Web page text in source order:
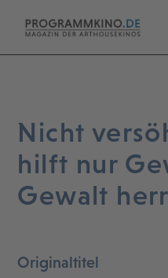
Nicht
hilft nur
Gewalt
Originaltitel